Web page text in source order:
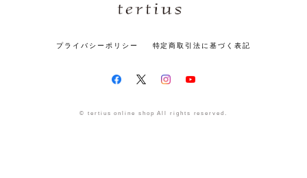
プライバシーポリシー 特定商取引法に基づく表記
© tertius online shop All rights reserved.